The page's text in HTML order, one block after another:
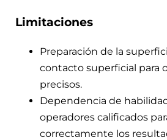
Limitaciones
Preparación de la
contacto superficial para
precisos.
Dependencia de
operadores calificados
correctamente los